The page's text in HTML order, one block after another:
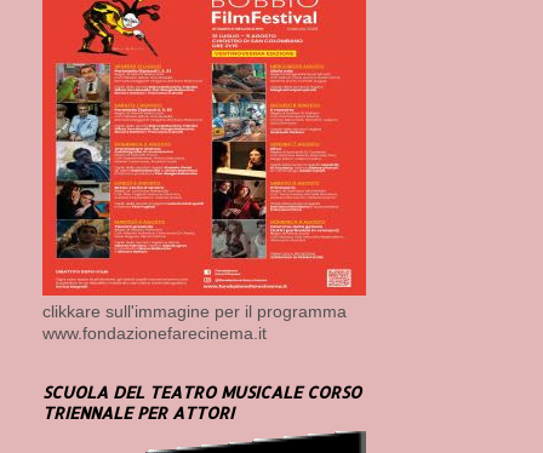
clikkare sull'immagine per il programma
www.fondazionefarecinema.it
SCUOLA DEL TEATRO MUSICALE CORSO
TRIENNALE PER ATTORI